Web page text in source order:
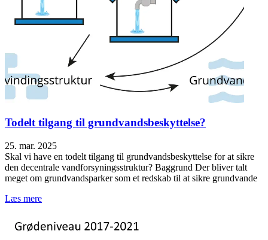
Todelt tilgang til grundvandsbeskyttelse?
25. mar. 2025
Skal vi have en todelt tilgang til grundvandsbeskyttelse for at sikre
den decentrale vandforsyningsstruktur? Baggrund Der bliver talt
meget om grundvandsparker som et redskab til at sikre grundvande
Læs mere